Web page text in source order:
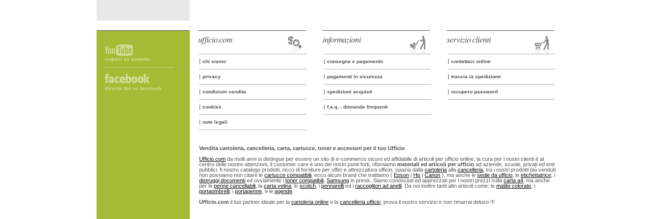
seguici su youtube
diventa fan su facebook
servizio clienti
contattaci online
traccia la spedizione
recupero password
informazioni
consegna e pagamento
pagamenti in sicurezza
spedizioni acquisti
f.a.q. - domande frequenti
ufficio.com
chi siamo
privacy
condizioni vendita
cookies
note legali
Vendita cartoleria, cancelleria, carta, cartucce, toner e accessori per il tuo Ufficio
Ufficio.com da molti anni si distingue per essere un sito di e-commerce sicuro ed affidabile di articoli per ufficio online, la cura per i nostri clienti è al
centro delle nostre attenzioni, il customer care è uno dei nostri punti forti, riforniamomateriali ed articoli per ufficio ad aziende, scuole, privati ed enti
pubblici. Il nostro catalogo prodotti, ricco di forniture per uffici e attrezzatura ufficio, spazia dallacartoleria allacancelleria , tra i nostri prodotti più venduti
non possiamo non citare lecartucce compatibili , ecco alcuni brand che trattiamo (Epson |Hp |Canon ), ma anche lesedie da ufficio , leetichettatrice , i
distruggi documenti ed ovviamente itoner compatibili ,Samsung in primis. Siamo conosciuti ed apprezzati per i nostri prezzi sullacarta a4 , ma anche
per lepenne cancellabili , lacarta velina , loscotch , ipennarelli ed iraccoglitori ad anelli . Da noi inoltre tanti altri articoli come: lematite colorate , i
portaombrelli , iportapenne , e leagende
Ufficio.com il tuo partner ideale per lacartoleria online e lacancelleria ufficio , prova il nostro servizio e non rimarrai deluso !!!